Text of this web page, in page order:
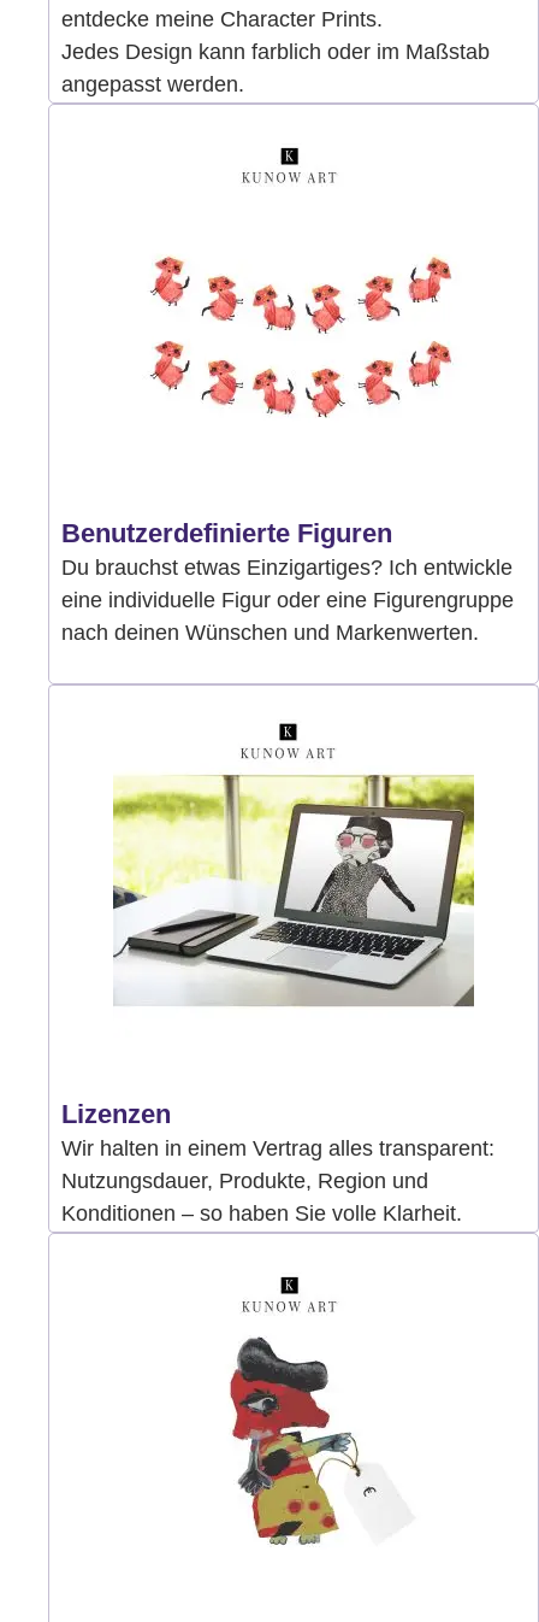
entdecke meine Character Prints.
Jedes Design kann farblich oder im Maßstab
angepasst werden.
Benutzerdefinierte Figuren
Du brauchst etwas Einzigartiges? Ich entwickle
eine individuelle Figur oder eine Figurengruppe
nach deinen Wünschen und Markenwerten.
Lizenzen
Wir halten in einem Vertrag alles transparent:
Nutzungsdauer, Produkte, Region und
Konditionen – so haben Sie volle Klarheit.